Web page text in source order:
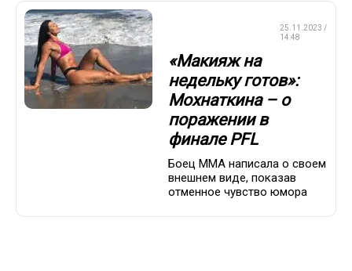
25.11.2023 /
14:48
«Макияж на
недельку готов»:
Мохнаткина – о
поражении в
финале PFL
Боец ММА написала о своем
внешнем виде, показав
отменное чувство юмора